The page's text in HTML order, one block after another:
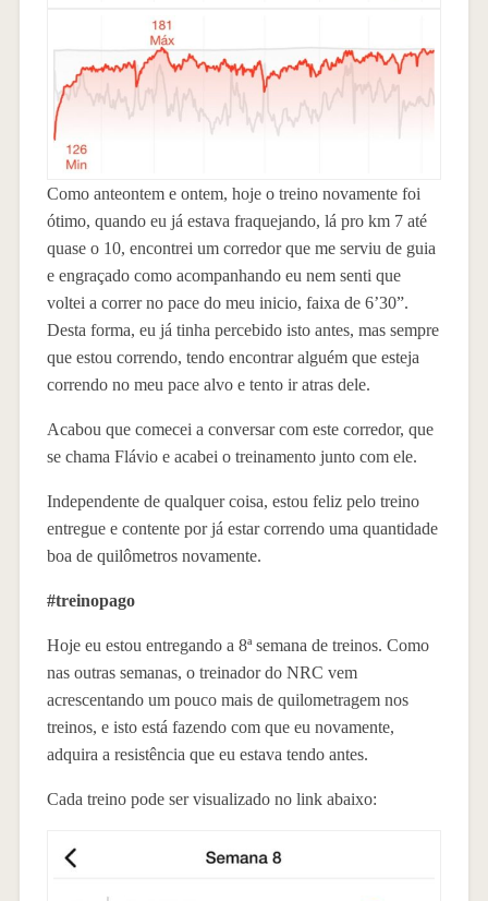
Como anteontem e ontem, hoje o treino novamente foi
ótimo, quando eu já estava fraquejando, lá pro km 7 até
quase o 10, encontrei um corredor que me serviu de guia
e engraçado como acompanhando eu nem senti que
voltei a correr no pace do meu inicio, faixa de 6’30”.
Desta forma, eu já tinha percebido isto antes, mas sempre
que estou correndo, tendo encontrar alguém que esteja
correndo no meu pace alvo e tento ir atras dele.
Acabou que comecei a conversar com este corredor, que
se chama Flávio e acabei o treinamento junto com ele.
Independente de qualquer coisa, estou feliz pelo treino
entregue e contente por já estar correndo uma quantidade
boa de quilômetros novamente.
#treinopago
Hoje eu estou entregando a 8ª semana de treinos. Como
nas outras semanas, o treinador do NRC vem
acrescentando um pouco mais de quilometragem nos
treinos, e isto está fazendo com que eu novamente,
adquira a resistência que eu estava tendo antes.
Cada treino pode ser visualizado no link abaixo: